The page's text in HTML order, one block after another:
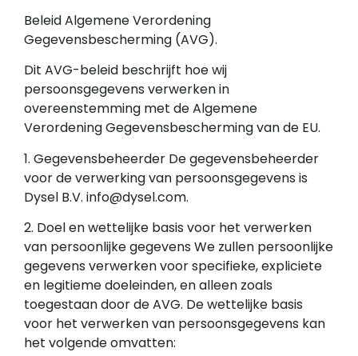
Beleid Algemene Verordening
Gegevensbescherming (AVG).
Dit AVG-beleid beschrijft hoe wij
persoonsgegevens verwerken in
overeenstemming met de Algemene
Verordening Gegevensbescherming van de EU.
1. Gegevensbeheerder De gegevensbeheerder
voor de verwerking van persoonsgegevens is
Dysel B.V. info@dysel.com.
2. Doel en wettelijke basis voor het verwerken
van persoonlijke gegevens We zullen persoonlijke
gegevens verwerken voor specifieke, expliciete
en legitieme doeleinden, en alleen zoals
toegestaan ​​door de AVG. De wettelijke basis
voor het verwerken van persoonsgegevens kan
het volgende omvatten: